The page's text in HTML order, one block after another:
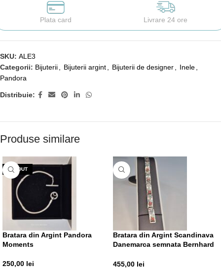
Plata card Livrare 24 ore
SKU: ALE3
Categorii: Bijuterii Bijuterii argint Bijuterii de designer Inele
Pandora
Distribuie:
Produse similare
VÂNDUT
Bratara din Argint Pandora
Moments
250,00 lei
Bratara din Argint Scandinava
Danemarca semnata Bernhard
455,00 lei